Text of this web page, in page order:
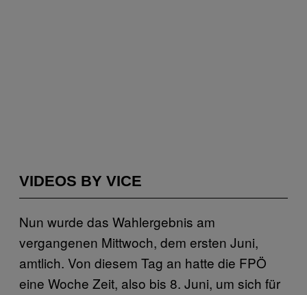
VIDEOS BY VICE
Nun wurde das Wahlergebnis am
vergangenen Mittwoch, dem ersten Juni,
amtlich. Von diesem Tag an hatte die FPÖ
eine Woche Zeit, also bis 8. Juni, um sich für